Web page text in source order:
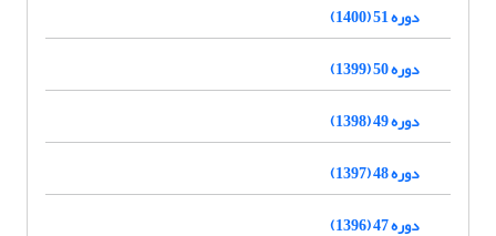
دوره 51 (1400)
دوره 50 (1399)
دوره 49 (1398)
دوره 48 (1397)
دوره 47 (1396)